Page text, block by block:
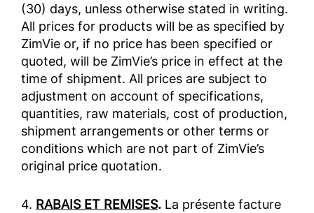
(30) days, unless otherwise stated in writing.
All prices for products will be as specified by
ZimVie or, if no price has been specified or
quoted, will be ZimVie’s price in effect at the
time of shipment. All prices are subject to
adjustment on account of specifications,
quantities, raw materials, cost of production,
shipment arrangements or other terms or
conditions which are not part of ZimVie’s
original price quotation.
4. RABAIS ET REMISES. La présente facture